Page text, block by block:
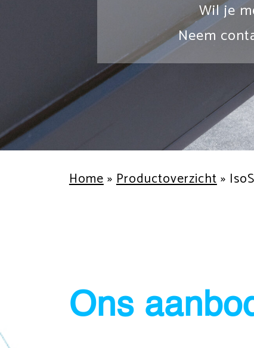
Wil je
Neem
Home»Productoverzicht»
Ons